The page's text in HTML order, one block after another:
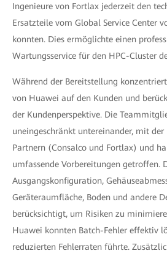
Ingenieure von Fortlax jederzeit den
Ersatzteile vom Global Service Center
konnten. Dies ermöglichte einen
Wartungsservice für den HPC-Cluster
Während der Bereitstellung
von Huawei auf den Kunden und
der Kundenperspektive. Die
uneingeschränkt untereinander, mit
Partnern (Consalco und Fortlax) und
umfassende Vorbereitungen getroffen.
Ausgangskonfiguration,
Geräteraumfläche, Boden und andere
berücksichtigt, um Risiken zu
Huawei konnten Batch-Fehler effektiv
reduzierten Fehlerraten führte.